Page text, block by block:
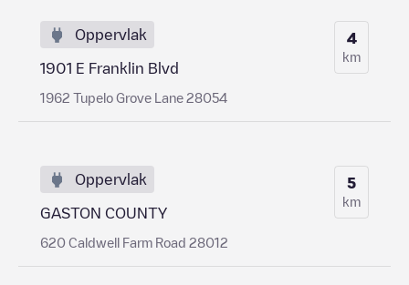
Oppervlak
1901 E Franklin Blvd
1962 Tupelo Grove Lane 28054
4
km
Oppervlak
GASTON COUNTY
620 Caldwell Farm Road 28012
5
km